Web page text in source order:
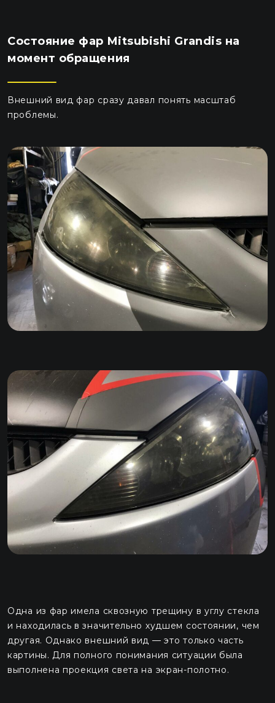
Состояние фар Mitsubishi Grandis на
момент обращения
Внешний вид фар сразу давал понять масштаб
проблемы.
Одна из фар имела сквозную трещину в углу стекла
и находилась в значительно худшем состоянии, чем
другая. Однако внешний вид — это только часть
картины. Для полного понимания ситуации была
выполнена проекция света на экран-полотно.